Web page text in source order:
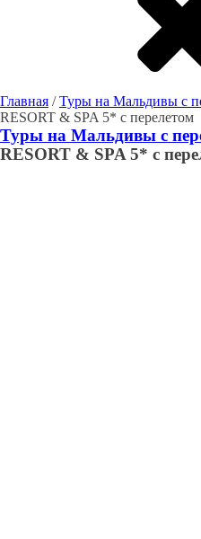
Главная /Туры на Мальдивы с
RESORT & SPA 5* с перелетом
Туры на Мальдивы с
RESORT & SPA 5* с